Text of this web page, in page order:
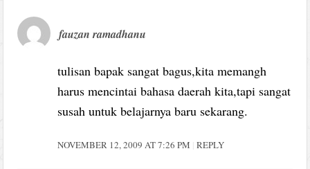
fauzan ramadhanu
tulisan bapak sangat bagus,kita memangh
harus mencintai bahasa daerah kita,tapi sangat
susah untuk belajarnya baru sekarang.
NOVEMBER 12, 2009 AT 7:26 PM REPLY